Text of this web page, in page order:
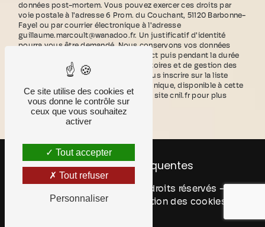
données post-mortem. Vous pouvez exercer ces droits par
voie postale à l'adresse 6 Prom. du Couchant, 51120 Barbonne-
Fayel ou par courrier électronique à l'adresse
guillaume.marcoult@wanadoo.fr. Un justificatif d'identité
pourra vous être demandé. Nous conservons vos données
pendant la période de prise de contact puis pendant la durée
de prescription légale aux fins probatoires et de gestion des
contentieux. Vous avez le droit de vous inscrire sur la liste
d'opposition au démarchage téléphonique, disponible à cette
adresse: Bloctel.gouv.fr. Consultez le site cnil.fr pour plus
d’informations sur vos droits.
Recherches fréquentes
- 2026 - Tous droits réservés -
Mentions légales
Gestion des cookies
Ce site utilise des cookies et
vous donne le contrôle sur
ceux que vous souhaitez
activer
Tout accepter
Tout refuser
Personnaliser